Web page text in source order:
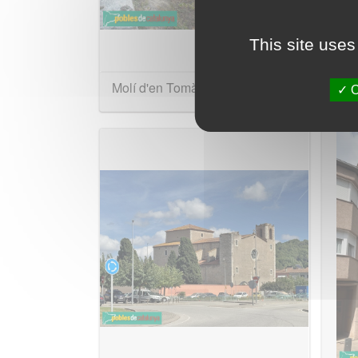
Molí d'en Tomàs
This site